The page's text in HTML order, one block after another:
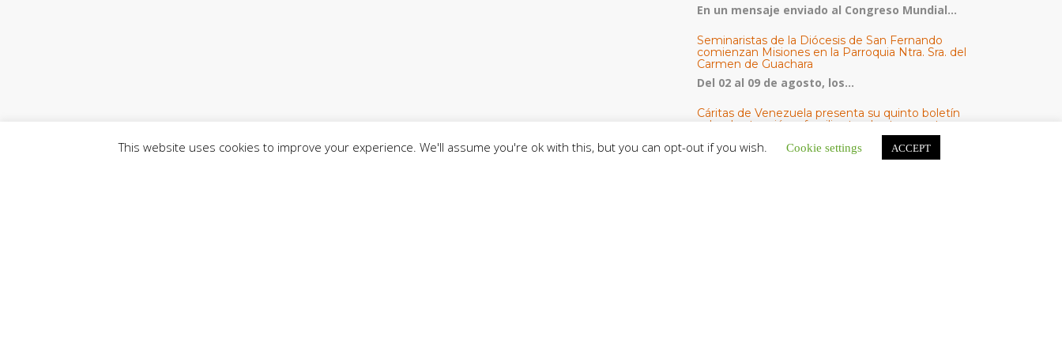
En un mensaje enviado al Congreso Mundial...
Seminaristas de la Diócesis de San Fernando
comienzan Misiones en la Parroquia Ntra. Sra. del
Carmen de Guachara
Del 02 al 09 de agosto, los...
Cáritas de Venezuela presenta su quinto boletín
sobre la atención a familias tras los terremotos
Cáritas de Venezuela publicó este martes 4...
This website uses cookies to improve your experience. We'll assume you're ok with this, but you can opt-out if you wish. Cookie settings ACCEPT